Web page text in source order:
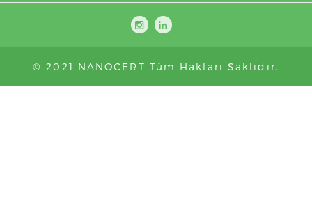
© 2021 NANOCERT Tüm Hakları Saklıdır.